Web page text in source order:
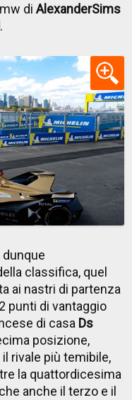
diAlexanderSims
.
dunque
classifica, quel
ai nastri di partenza
punti di vantaggio
di casa Ds
posizione,
rivale più temibile,
la quattordicesima
anche il terzo e il